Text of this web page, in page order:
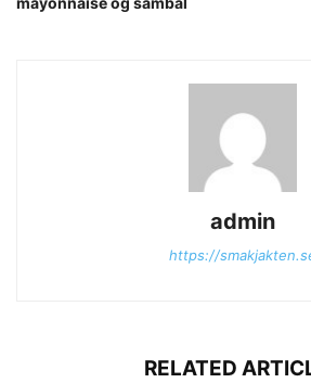
admin
https://
RELATED